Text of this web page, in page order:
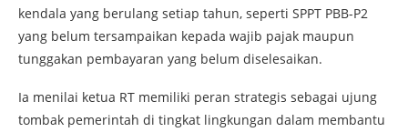
kendala yang berulang setiap tahun, seperti SPPT PBB-P2
yang belum tersampaikan kepada wajib pajak maupun
tunggakan pembayaran yang belum diselesaikan.
Ia menilai ketua RT memiliki peran strategis sebagai ujung
tombak pemerintah di tingkat lingkungan dalam membantu